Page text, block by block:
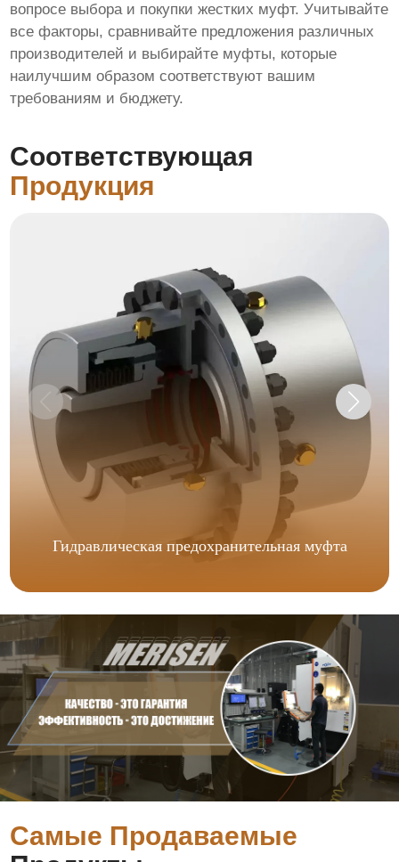
вопросе выбора и покупкижестких муфт. Учитывайте
все факторы, сравнивайте предложения различных
производителей и выбирайте муфты, которые
наилучшим образом соответствуют вашим
требованиям и бюджету.
Соответствующая
Продукция
Гидравлическая предохранительная муфта
Самые Продаваемые